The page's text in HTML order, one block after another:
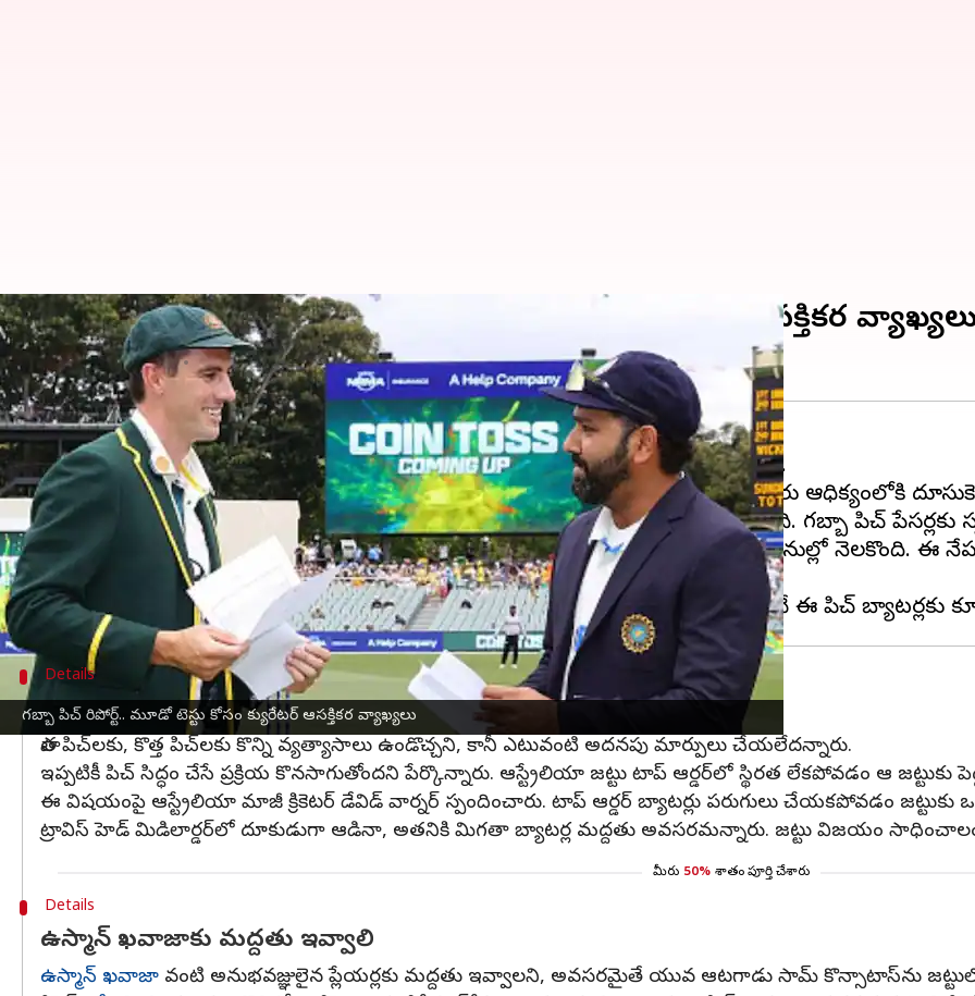
గబ్బా పిచ్ రిపోర్ట్.. మూడో టెస్టు కోసం క్యురేటర్‌ ఆసక్తికర వ్యాఖ్యలు
AUS vs IND: గబ్బా పిచ్ రిపోర్ట్.. మూడో టెస్టు కోసం క్యురేటర్‌ ఆసక్తికర
వ్రాసిన వారు Jayachandra Akuri Dec 11, 2024 03:38 pm
ఈ వార్తాకథనం ఏంటి
బోర్డర్ - గావస్కర్ ట్రోఫీ సిరీస్‌లో మూడో టెస్టు బ్రిస్బేన్‌లోని ప్రసిద్ధ గబ్బా మైదానంలో జరుగనుంది.
ప్రస్తుతం సిరీస్ 1-1 సమంతో నిలిచిన విషయం తెలిసిందే. ఈ మ్యాచ్ విజయం ఎవరిదైతే వారు ఆధిక్యంలోకి
గత పర్యటనలోటీమిండియా
గబ్బాలో అద్భుత విజయం సాధించి, సిరీస్‌ను కైవసం చేసుకుంది. గబ్బా పిచ్ పేసర్లకు
ఈసారి పిచ్ ఎలా ఉంటుంది, ఎవరి కోసం అనుకూలంగా మారుతుంది అన్న ఉత్కంఠ అభిమానుల్లో నెలకొంది. ఈ
వ్యాఖ్యలు చేశారు.
Details
పిచ్‌ ను సిద్ధం చేసే ప్రక్రియ కొనసాగుతోంది
పాత పిచ్‌లకు, కొత్త పిచ్‌లకు కొన్ని వ్యత్యాసాలు ఉండొచ్చని, కానీ ఎటువంటి అదనపు మార్పులు చేయలేదన్నారు.
ఇప్పటికీ పిచ్‌ సిద్ధం చేసే ప్రక్రియ కొనసాగుతోందని పేర్కొన్నారు. ఆస్ట్రేలియా జట్టు టాప్ ఆర్డర్‌లో స్థిరత లేకపోవడం ఆ
ఈ విషయంపై ఆస్ట్రేలియా మాజీ క్రికెటర్ డేవిడ్ వార్నర్ స్పందించారు. టాప్ ఆర్డర్ బ్యాటర్లు పరుగులు చేయకపోవడం జట్టుకు
ట్రావిస్ హెడ్ మిడిలార్డర్‌లో దూకుడుగా ఆడినా, అతనికి మిగతా బ్యాటర్ల మద్దతు అవసరమన్నారు. జట్టు విజయం సాధించాలంటే
మీరు 50% శాతం పూర్తి చేశారు
Details
ఉస్మాన్ ఖవాజాకు మద్దతు ఇవ్వాలి
ఉస్మాన్ ఖవాజా వంటి అనుభవజ్ఞులైన ప్లేయర్లకు మద్దతు ఇవ్వాలని, అవసరమైతే యువ ఆటగాడు సామ్ కొన్సాటాస్‌ను